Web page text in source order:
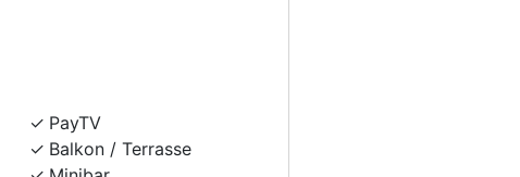
PayTV
Balkon / Terrasse